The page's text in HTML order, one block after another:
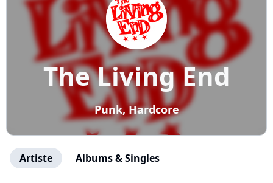
The Living End
Punk, Hardcore
Artiste Albums & Singles